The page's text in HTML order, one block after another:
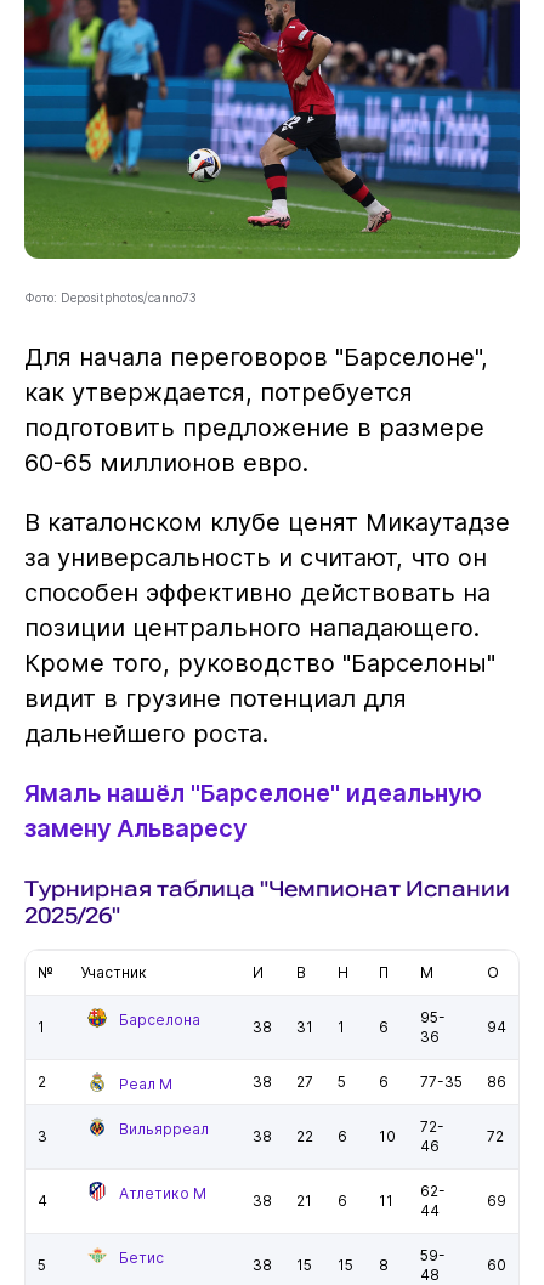
Фото: Depositphotos/canno73
Для начала переговоров "Барселоне",
как утверждается, потребуется
подготовить предложение в размере
60-65 миллионов евро.
В каталонском клубе ценят Микаутадзе
за универсальность и считают, что он
способен эффективно действовать на
позиции центрального нападающего.
Кроме того, руководство "Барселоны"
видит в грузине потенциал для
дальнейшего роста.
Ямаль нашёл "Барселоне" идеальную
замену Альваресу
Турнирная таблица "Чемпионат Испании
2025/26"
№ Участник И В Н П М О
1 Барселона 38 31 1 6
95-
36
94
2 Реал М 38 27 5 6 77-35 86
3 Вильярреал 38 22 6 10
72-
46
72
4 Атлетико М 38 21 6 11
62-
44
69
5 Бетис 38 15 15 8
59-
48
60